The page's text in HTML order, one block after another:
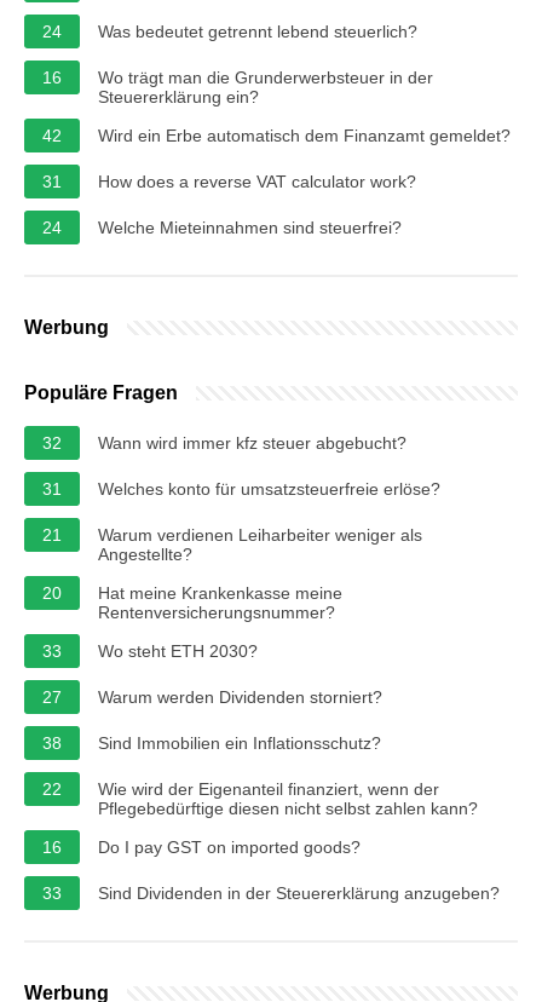
24 Was bedeutet getrennt lebend steuerlich?
16
Wo trägt man die Grunderwerbsteuer in der
Steuererklärung ein?
42
Wird ein Erbe automatisch dem Finanzamt gemeldet?
31 How does a reverse VAT calculator work?
24 Welche Mieteinnahmen sind steuerfrei?
Werbung
Populäre Fragen
32 Wann wird immer kfz steuer abgebucht?
31 Welches konto für umsatzsteuerfreie erlöse?
21
Warum verdienen Leiharbeiter weniger als
Angestellte?
20
Hat meine Krankenkasse meine
Rentenversicherungsnummer?
33
Wo steht ETH 2030?
27 Warum werden Dividenden storniert?
38 Sind Immobilien ein Inflationsschutz?
22
Wie wird der Eigenanteil finanziert, wenn der
Pflegebedürftige diesen nicht selbst zahlen kann?
16
Do I pay GST on imported goods?
33 Sind Dividenden in der Steuererklärung anzugeben?
Werbung